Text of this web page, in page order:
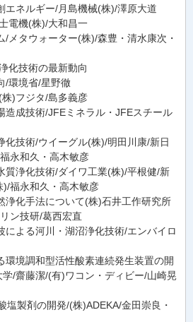
エネルギー/月島機械(株)/澤原大道
電機(株)/大和昌一
/メタウォーター(株)/森豊・清水康次・
化技術の最新動向
/環境省/星野徹
)フジタ/島多義彦
造成技術/JFEミネラル・JFEスチール
化技術/ウイーグル(株)/明田川康/新日
永和久・高木敏彦
質浄化技術/ダイワ工業(株)/平根健/新
)/福永和久・高木敏彦
浄化手法について(株)石井工作研究所
ン技研/葛西宏直
による河川・湖沼浄化技術/エンバイロ
環境調和型活性酸素連続発生装置の開
/齋藤潔/(有)ワコン・ディビー/山崎晃
塩製剤の開発/(株)ADEKA/金田崇良・